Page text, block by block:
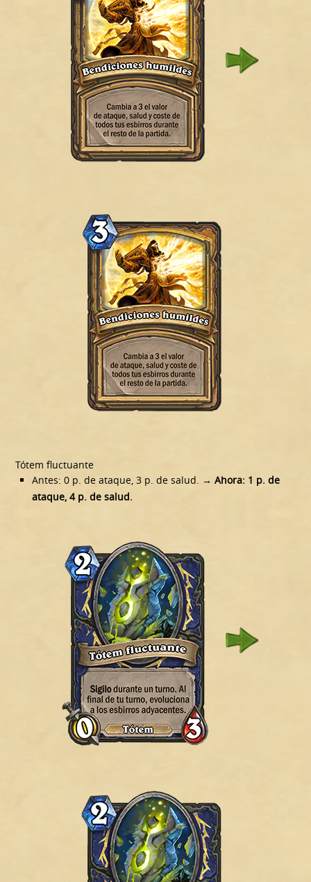
Tótem fluctuante
Antes: 0 p. de ataque, 3 p. de salud. → Ahora: 1 p. de
ataque, 4 p. de salud.